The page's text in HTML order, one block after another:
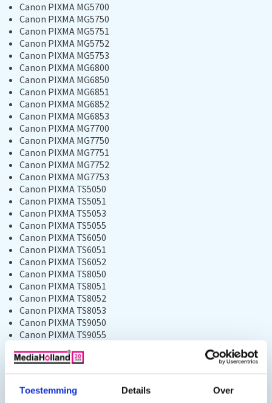
Toestemming Details Over
Canon PIXMA MG5700
Canon PIXMA MG5750
Canon PIXMA MG5751
Canon PIXMA MG5752
Canon PIXMA MG5753
Canon PIXMA MG6800
Canon PIXMA MG6850
Canon PIXMA MG6851
Canon PIXMA MG6852
Canon PIXMA MG6853
Canon PIXMA MG7700
Canon PIXMA MG7750
Canon PIXMA MG7751
Canon PIXMA MG7752
Canon PIXMA MG7753
Canon PIXMA TS5050
Canon PIXMA TS5051
Canon PIXMA TS5053
Canon PIXMA TS5055
Canon PIXMA TS6050
Canon PIXMA TS6051
Canon PIXMA TS6052
Canon PIXMA TS8050
Canon PIXMA TS8051
Canon PIXMA TS8052
Canon PIXMA TS8053
Canon PIXMA TS9050
Canon PIXMA TS9055
Opmerking: Zorg ervoor dat uw printer compatibel is met de